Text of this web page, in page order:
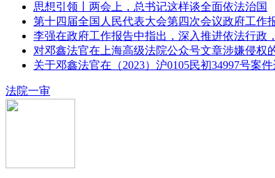
思想引领丨两会上，总书记这样谈全面依法治国
第十四届全国人民代表大会第四次会议政府工作
李强在政府工作报告中指出，深入推进依法行政
对邓鑫法官在上海高级法院公众号文章涉嫌侵权
关于邓鑫法官在（2023）沪0105民初34997号案
法院一审